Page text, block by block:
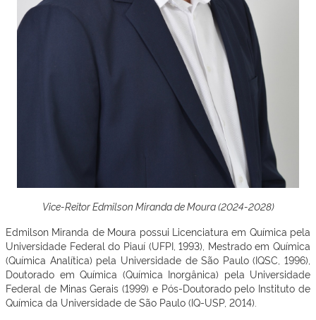
Vice-Reitor Edmilson Miranda de Moura (2024-2028)
Edmilson Miranda de Moura possui Licenciatura em Química pela
Universidade Federal do Piauí (UFPI, 1993), Mestrado em Química
(Química Analítica) pela Universidade de São Paulo (IQSC, 1996),
Doutorado em Química (Química Inorgânica) pela Universidade
Federal de Minas Gerais (1999) e Pós-Doutorado pelo Instituto de
Química da Universidade de São Paulo (IQ-USP, 2014).